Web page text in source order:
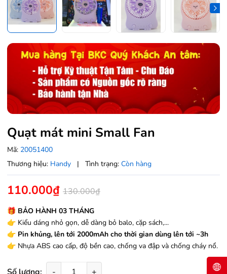
Quạt mát mini Small Fan
Mã: 20051400
Thương hiệu: Handy | Tình trạng: Còn hàng
110.000₫ 130.000₫
🎁 BẢO HÀNH 03 THÁNG
👉 Kiểu dáng nhỏ gọn, dễ dàng bỏ balo, cặp sách,...
👉 Pin khủng, lên tới 2000mAh cho thời gian dùng lên tới ~3h
👉 Nhựa ABS cao cấp, độ bền cao, chống va đập và chống cháy nổ.